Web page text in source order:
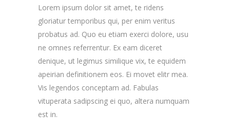
Lorem ipsum dolor sit amet, te ridens
gloriatur temporibus qui, per enim veritus
probatus ad. Quo eu etiam exerci dolore, usu
ne omnes referrentur. Ex eam diceret
denique, ut legimus similique vix, te equidem
apeirian definitionem eos. Ei movet elitr mea.
Vis legendos conceptam ad. Fabulas
vituperata sadipscing ei quo, altera numquam
est in.